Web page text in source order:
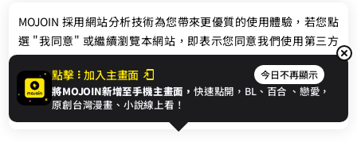
聯絡我們
© 2024 gamania Digital Entertainment Co., Ltd.
點擊 加入主畫面 今日不再顯示
將MOJOIN新增至手機主畫面，快速點開，BL、 百合 、戀愛，
原創台灣漫畫、小說線上看！
MOJOIN 採用網站分析技術為您帶來更優質的使用體驗，若您點
選 "我同意" 或繼續瀏覽本網站，即表示您同意我們使用第三方
Cookie，欲瞭解更多資訊請見隱私權政策。
我同意